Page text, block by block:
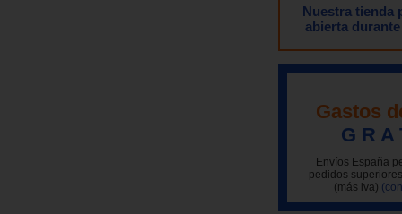
Nuestra tienda
abierta
Gastos
G R A
Envíos España
pedidos
(más iva)